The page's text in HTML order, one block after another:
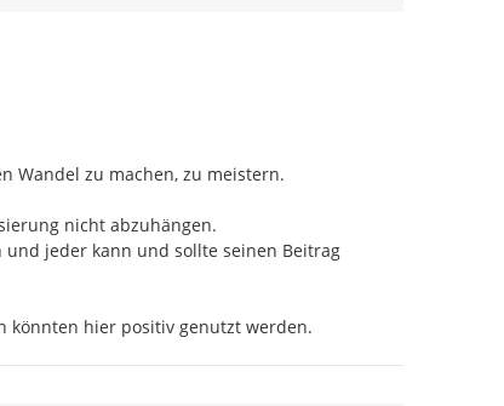
Wandel zu machen, zu meistern.
nicht abzuhängen.
jeder kann und sollte seinen Beitrag
könnten hier positiv genutzt werden.